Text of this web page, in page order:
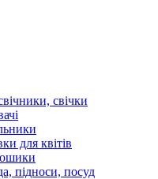
свічки
для квітів
підноси, посуд